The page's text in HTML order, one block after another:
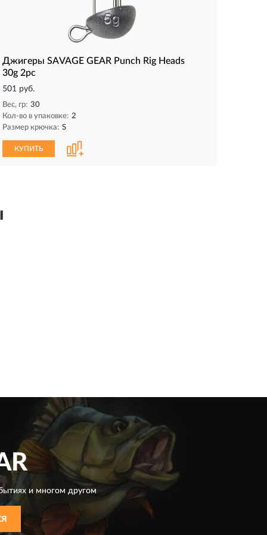
Джигеры SAVAGE GEAR Punch Rig Heads
30g 2pc
501 руб.
Вес, гр: 30
Кол-во в упаковке: 2
Размер крючка: S
КУПИТЬ
и многом другом